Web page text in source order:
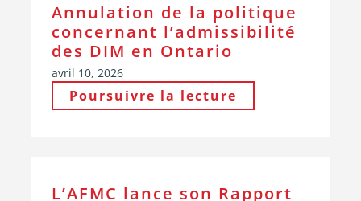
Annulation de la politique
concernant l’admissibilité
des DIM en Ontario
avril 10, 2026
Poursuivre la lecture
L’AFMC lance son Rapport